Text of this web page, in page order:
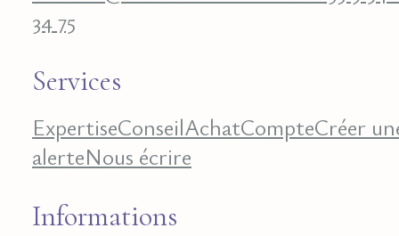
34 75
Services
ExpertiseConseilAchatCompteCréer
alerteNous écrire
Informations